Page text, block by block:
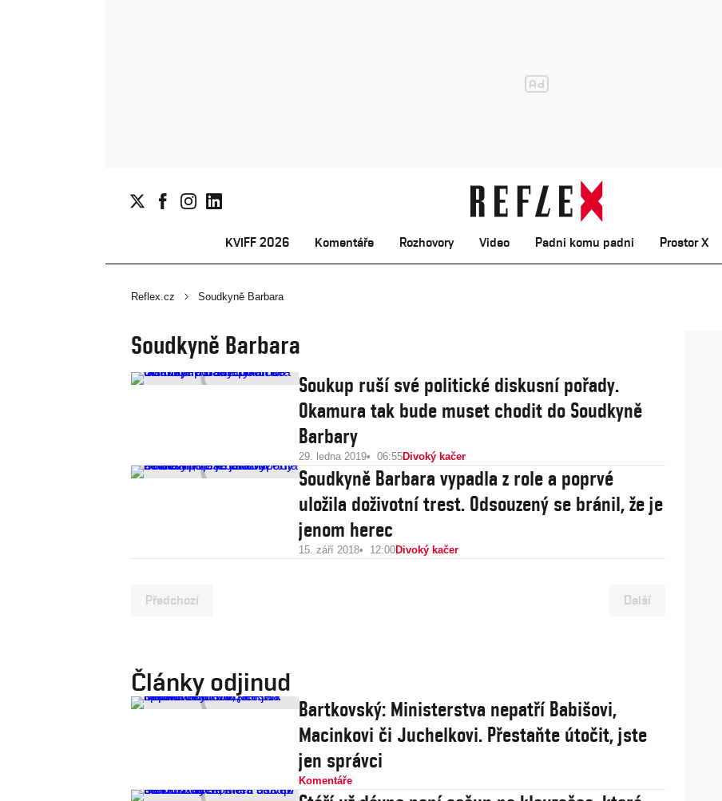
KVIFF 2026 Komentáře Rozhovory Video Padni komu padni Prostor X
Reflex.cz Soudkyně Barbara
Soudkyně Barbara
Soukup ruší své politické diskusní pořady.
Okamura tak bude muset chodit do Soudkyně
Barbary
29. ledna 2019 06:55Divoký kačer
Soudkyně Barbara vypadla z role a poprvé
uložila doživotní trest. Odsouzený se bránil, že je
jenom herec
15. září 2018 12:00Divoký kačer
Předchozí Další
Články odjinud
Bartkovský: Ministerstva nepatří Babišovi,
Macinkovi či Juchelkovi. Přestaňte útočit, jste
jen správci
Komentáře